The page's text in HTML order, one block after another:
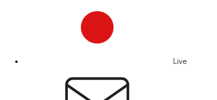
Live